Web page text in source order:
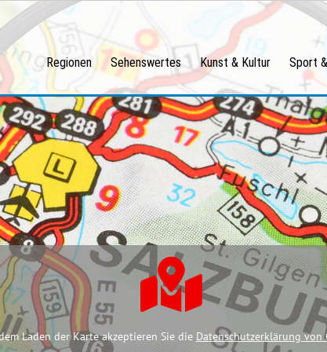
Regionen Sehenswertes Kunst & Kultur Sport
Laden der Karte akzeptieren Sie die Datenschutzerklärung von